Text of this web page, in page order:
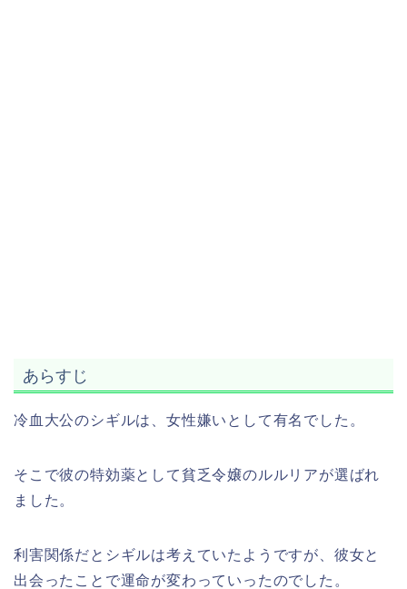
あらすじ
冷血大公のシギルは、女性嫌いとして有名でした。
そこで彼の特効薬として貧乏令嬢のルルリアが選ばれ
ました。
利害関係だとシギルは考えていたようですが、彼女と
出会ったことで運命が変わっていったのでした。